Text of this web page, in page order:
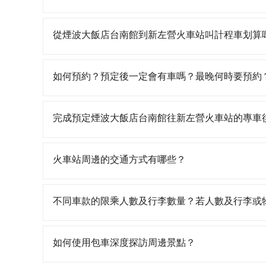
再用10分鐘出站。全程加上轉車時間共1小時10
台南市領有合法執照的計程車僅有4,100多輛，計
或恣意繞路。但如果全程使用tripool並到府專車
人車費比預約專車省錢，但卻須額外耗費23分鐘
攤提下來的每人價格價格還會更便宜划算。如果
省50%的交通費用。
天就要來回，那在台南路邊可隨租隨借的iRent應
40元路邊停車費用預估進去，但額外的汽車保險
型，如Toyota Yaris、Prius C、Vios這類乘坐體
車門仍未被修理，每一次租車都好像在開樂透一
遲尚未歸還，又或者要還車時卻偏偏找不到停車
有段距離，在遇到下雨天或者載行李時，就顯得非
從煙波大飯店台南館到新左營火車站叫計程車划算
到車，也可考慮打電話至台南市中西區當地唯一
議最好先上網預約，以免當場被坑受騙。雖然煙
你們人數超過四位時，叫兩輛計程車的費用就貴
如何預約？預定後一定會有車嗎？最晚何時要預約
可查到真實價格，照著步驟填寫完乘客資料與線
如臨時需要，前一天傍晚五點前仍會收單，最遲如
完成預定煙波大飯店台南館往新左營火車站的專車
火車站周邊的交通方式有哪些？
相對便宜經濟。 計程車：乘坐計程車到達或離開
不同車款的限乘人數及行李數量？若人數及行李或
行李與兩個30吋行李箱 五人座休旅車可乘坐四位
如何使用包車深度探訪周邊景點？